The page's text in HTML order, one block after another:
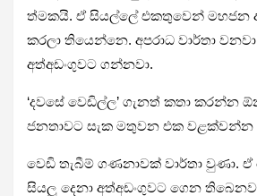
ත්ම­කයි. ඒ සියල්ලේ එක­තු­වෙන් මහ­ජන
කරලා තියෙන්නෙ. අප­රාධ වාර්තා
අත්අ­ඩං­ගු­වට ගන්නවා.
‘දවසේ වෙඩිල්ල’ ගැනත් කතා කරන්න
ජන­තා­වට සැක මතු­වන එක වළ­ක්වන්න
වෙඩි තැබීම් ගණ­නා­වක් වාර්තා වුණා. ඒ
සියලු දෙනා අත්අ­ඩං­ගු­වට ගෙන